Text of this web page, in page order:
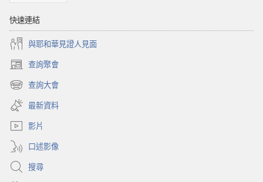
快速連結
與耶和華見證人見面
查詢聚會
（開
啟
新
視
窗）
查詢大會
（開
啟
新
視
最新資料
影片
口述影像
搜尋